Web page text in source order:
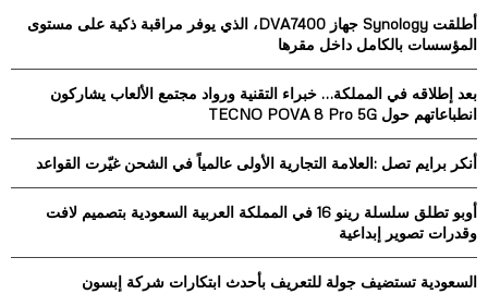
h
f
:
A
H
أطلقت Synology جهاز DVA7400، الذي يوفر مراقبة ذكية على مستوى
المؤسسات بالكامل داخل مقرها
بعد إطلاقه في المملكة… خبراء التقنية ورواد مجتمع الألعاب يشاركون
انطباعاتهم حول TECNO POVA 8 Pro 5G
أنكر برايم تصل :العلامة التجارية الأولى عالمياً في الشحن غيّرت القواعد
أوبو تطلق سلسلة رينو 16 في المملكة العربية السعودية بتصميم لافت
وقدرات تصوير إبداعية
السعودية تستضيف جولة للتعريف بأحدث ابتكارات شركة إبسون